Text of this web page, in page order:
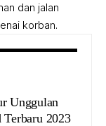
dan jalan
korban.
Unggulan
2023